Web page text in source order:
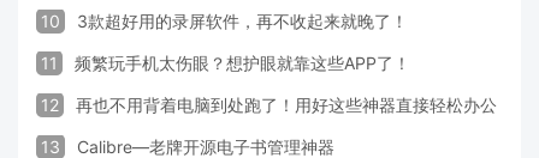
10 3款超好用的录屏软件，再不收起来就晚了！
11 频繁玩手机太伤眼？想护眼就靠这些APP了！
12 再也不用背着电脑到处跑了！用好这些神器直接轻松办公
13 Calibre—老牌开源电子书管理神器